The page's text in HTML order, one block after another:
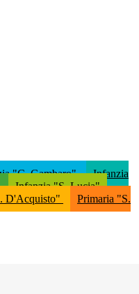
"C. Gambaro"
Infanzia
Infanzia "S. Lucia"
D'Acquisto"
Primaria "S.